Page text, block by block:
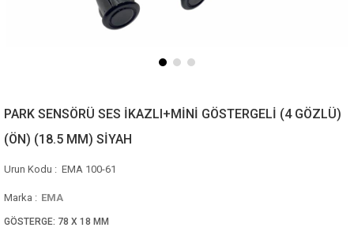
PARK SENSÖRÜ SES İKAZLI+MİNİ GÖSTERGELİ (4 GÖZLÜ)
(ÖN) (18.5 MM) SİYAH
EMA 100-61
Marka : EMA
GÖSTERGE: 78 X 18 MM